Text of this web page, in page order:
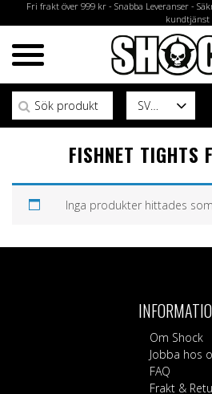
Fri frakt över 999 kr - Snabba Leveranser -
kundtjänst
SV
Sök efter:
FISHNET TIGHTS
Inga produkter hittades
Om Shock
Jobba hos
FAQ
Frakt &